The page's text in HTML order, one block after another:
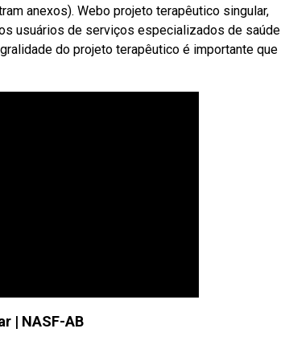
anexos). Webo projeto terapêutico singular,
usuários de serviços especializados de saúde
do projeto terapêutico é importante que
| NASF-AB